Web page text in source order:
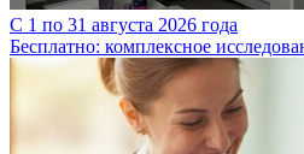
C 1 по 31 августа 2026 года
Бесплатно: комплексное